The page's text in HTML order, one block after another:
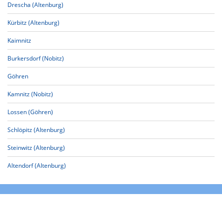
Drescha (Altenburg)
Kürbitz (Altenburg)
Kaimnitz
Burkersdorf (Nobitz)
Göhren
Kamnitz (Nobitz)
Lossen (Göhren)
Schlöpitz (Altenburg)
Steinwitz (Altenburg)
Altendorf (Altenburg)